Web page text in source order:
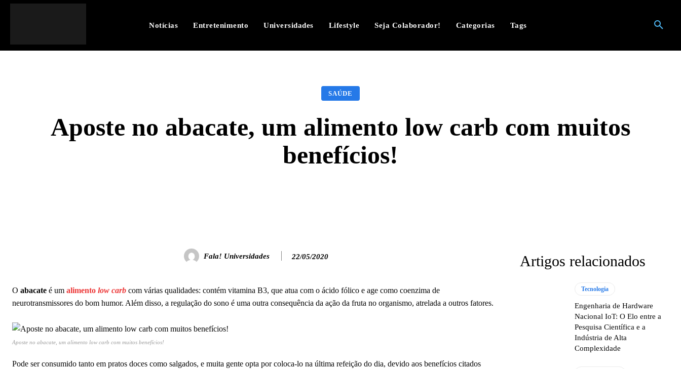
Notícias Entretenimento Universidades Lifestyle Seja Colaborador! Categorias Tags
SAÚDE
Aposte no abacate, um alimento low carb com muitos
benefícios!
Fala! Universidades 22/05/2020
O abacate é um alimento low carb com várias qualidades: contém vitamina B3, que atua com o ácido fólico e age como coenzima de
neurotransmissores do bom humor. Além disso, a regulação do sono é uma outra consequência da ação da fruta no organismo, atrelada a outros fatores.
Aposte no abacate, um alimento low carb com muitos benefícios!
Pode ser consumido tanto em pratos doces como salgados, e muita gente opta por coloca-lo na última refeição do dia, devido aos benefícios citados
Artigos relacionados
Tecnologia
Engenharia de Hardware
Nacional IoT: O Elo entre a
Pesquisa Científica e a
Indústria de Alta
Complexidade